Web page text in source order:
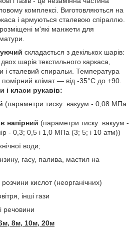
комплексі. Виготовляються на
і армуються сталевою спіраллю.
м'які манжети для
складається з декількох шарів:
шарів текстильного каркаса,
і сталевий спиральи. Температура
помірний клімат — від -35°С до +90.
і класи рукавів:
(параметри тиску: вакуум - 0,08 МПа
напірний (параметри тиску: вакуум -
- 0,3; 0,5 і 1,0 МПа (3; 5; і 10 атм))
води;
гасу, палива, мастил на
розчини кислот (неорганічних)
інші гази
речовини
8м, 10м, 20м